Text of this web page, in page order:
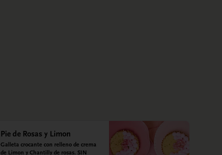
Pie de Rosas y Limon
Galleta crocante con relleno de crema
de Limon y Chantilly de rosas. SIN